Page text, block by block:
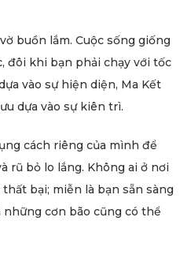
buồn lắm. Cuộc sống giống
đôi khi bạn phải chạy với tốc
vào sự hiện diện, Ma Kết
dựa vào sự kiên trì.
cách riêng của mình để
rũ bỏ lo lắng. Không ai ở nơi
bại; miễn là bạn sẵn sàng
những cơn bão cũng có thể